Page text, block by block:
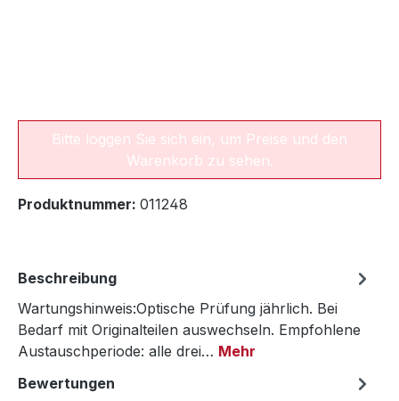
Bitte loggen Sie sich ein, um Preise und den
Warenkorb zu sehen.
Produktnummer: 011248
Beschreibung
Wartungshinweis:Optische Prüfung jährlich. Bei
Bedarf mit Originalteilen auswechseln. Empfohlene
Austauschperiode: alle drei… Mehr
Bewertungen